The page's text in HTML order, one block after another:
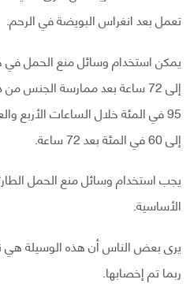
تعمل بعد انغراس البويضة في الرحم.
يمكن استخدام وسائل منع الحمل
إلى 72 ساعة بعد ممارسة الجنس
95 في المئة خلال الساعات
إلى 60 في المئة بعد 72 ساعة.
يجب استخدام وسائل منع الحمل
الأساسية.
يرى بعض الناس أن هذه الوسيلة هي
ربما تم إخصابها.